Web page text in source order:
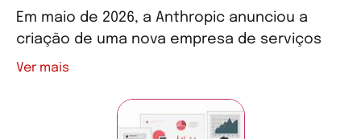
Em maio de 2026, a Anthropic anunciou a
criação de uma nova empresa de serviços
Ver mais